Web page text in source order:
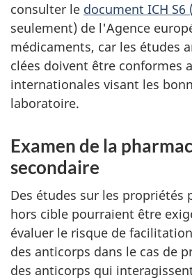
consulter le document ICH S6
seulement) de l'Agence
médicaments, car les études
clées doivent être conformes
internationales visant les
laboratoire.
Examen de la
secondaire
Des études sur les propriétés
hors cible pourraient être
évaluer le risque de
des anticorps dans le cas de
des anticorps qui